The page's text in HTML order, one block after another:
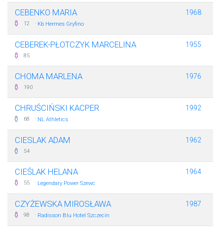
CEBENKO MARIA
12 · Kb Hermes Gryfino
1968
CEBEREK-PŁOTCZYK MARCELINA
85
1955
CHOMA MARLENA
190
1976
CHRUŚCIŃSKI KACPER
68 · NL Athletics
1992
CIESLAK ADAM
54
1962
CIEŚLAK HELANA
55 · Legendary Power Szewc
1964
CZYŻEWSKA MIROSŁAWA
98 · Radisson Blu Hotel Szczecin
1987